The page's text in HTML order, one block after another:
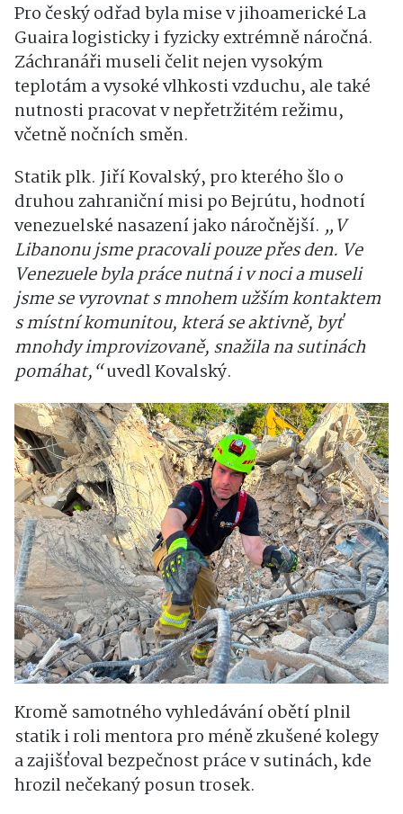
Pro český odřad byla mise v jihoamerické La
Guaira logisticky i fyzicky extrémně náročná.
Záchranáři museli čelit nejen vysokým
teplotám a vysoké vlhkosti vzduchu, ale také
nutnosti pracovat v nepřetržitém režimu,
včetně nočních směn.
Statik plk. Jiří Kovalský, pro kterého šlo o
druhou zahraniční misi po Bejrútu, hodnotí
venezuelské nasazení jako náročnější. „V
Libanonu jsme pracovali pouze přes den. Ve
Venezuele byla práce nutná i v noci a museli
jsme se vyrovnat s mnohem užším kontaktem
s místní komunitou, která se aktivně, byť
mnohdy improvizovaně, snažila na sutinách
pomáhat,“uvedl Kovalský.
Kromě samotného vyhledávání obětí plnil
statik i roli mentora pro méně zkušené kolegy
a zajišťoval bezpečnost práce v sutinách, kde
hrozil nečekaný posun trosek.